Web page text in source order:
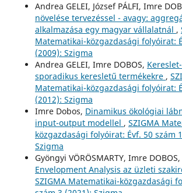
Andrea GELEI, József PÁLFI, Imre
növelése tervezéssel - avagy:
alkalmazása egy magyar vállalatnál ,
Matematikai-közgazdasági folyóirat:
(2009): Szigma
Andrea GELEI, Imre DOBOS,
sporadikus keresletű termékekre ,
Matematikai-közgazdasági folyóirat:
(2012): Szigma
Imre Dobos, Dinamikus ökológiai
input-output modellel , SZIGMA
közgazdasági folyóirat: Évf. 50 szám
Szigma
Gyöngyi VÖRÖSMARTY, Imre DOBOS,
Envelopment Analysis az üzleti
SZIGMA Matematikai-közgazdasági